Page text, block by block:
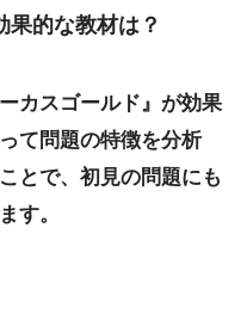
果的な教材は？
カスゴールド』が効果
て問題の特徴を分析
とで、初見の問題にも
す。